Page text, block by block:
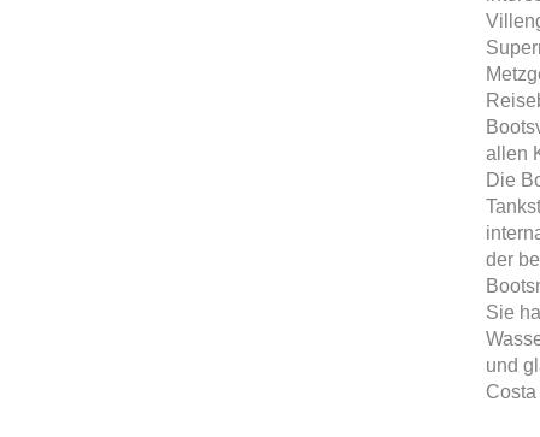
allen
Die
der
Sie
und